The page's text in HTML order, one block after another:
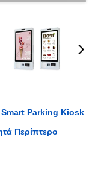
Smart Parking Kiosk
Περίπτερο